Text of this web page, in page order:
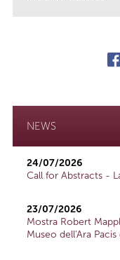
NEWS
24/07/2026
Call for Abstracts -
23/07/2026
Mostra Robert
Museo dell'Ara